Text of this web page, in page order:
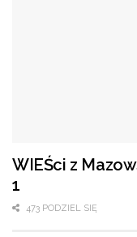
WIEŚci z
1
473 PODZIEL SIĘ